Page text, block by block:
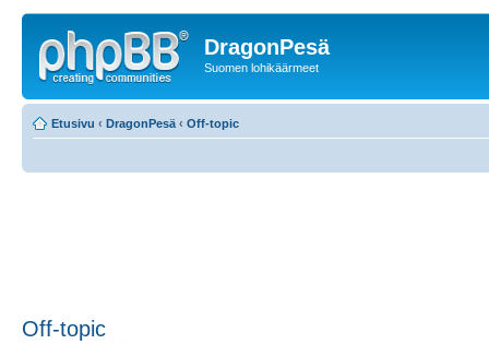
DragonPesä
Suomen lohikäärmeet
Etusivu ‹ DragonPesä ‹ Off-topic
Off-topic